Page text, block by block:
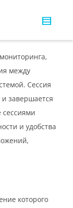
между
Сессия
завершается
сессиями
и удобства
которого